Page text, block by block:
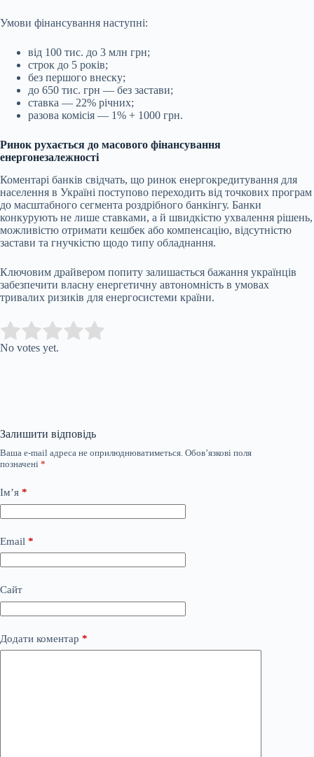
Умови фінансування наступні:
від 100 тис. до 3 млн грн;
строк до 5 років;
без першого внеску;
до 650 тис. грн — без застави;
ставка — 22% річних;
разова комісія — 1% + 1000 грн.
Ринок рухається до масового фінансування
енергонезалежності
Коментарі банків свідчать, що ринок енергокредитування для
населення в Україні поступово переходить від точкових програм
до масштабного сегмента роздрібного банкінгу. Банки
конкурують не лише ставками, а й швидкістю ухвалення рішень,
можливістю отримати кешбек або компенсацію, відсутністю
застави та гнучкістю щодо типу обладнання.
Ключовим драйвером попиту залишається бажання українців
забезпечити власну енергетичну автономність в умовах
тривалих ризиків для енергосистеми країни.
Rate this item:
No votes yet.
Залишити відповідь
Ваша e-mail адреса не оприлюднюватиметься. Обов’язкові поля
позначені *
Ім’я *
Email *
Сайт
Додати коментар *